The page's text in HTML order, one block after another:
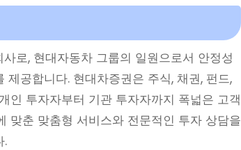
로, 현대자동차 그룹의 일원으로서 안정성
공합니다. 현대차증권은 주식, 채권, 펀드,
인 투자자부터 기관 투자자까지 폭넓은 고객
맞춘 맞춤형 서비스와 전문적인 투자 상담을
.